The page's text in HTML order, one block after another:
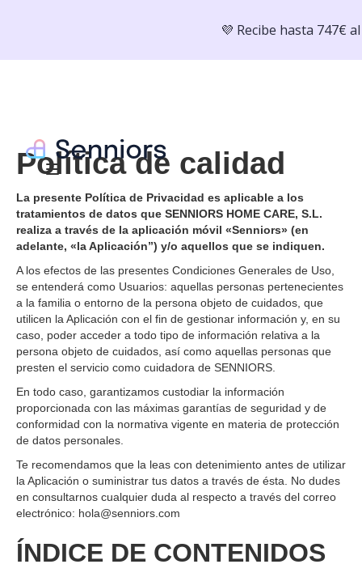
💜 Recibe hasta 747€
Política de calidad
La presente Política de Privacidad es aplicable a los
tratamientos de datos que SENNIORS HOME CARE, S.L.
realiza a través de la aplicación móvil «Senniors» (en
adelante, «la Aplicación”) y/o aquellos que se indiquen.
A los efectos de las presentes Condiciones Generales de Uso,
se entenderá como Usuarios: aquellas personas pertenecientes
a la familia o entorno de la persona objeto de cuidados, que
utilicen la Aplicación con el fin de gestionar información y, en su
caso, poder acceder a todo tipo de información relativa a la
persona objeto de cuidados, así como aquellas personas que
presten el servicio como cuidadora de SENNIORS.
En todo caso, garantizamos custodiar la información
proporcionada con las máximas garantías de seguridad y de
conformidad con la normativa vigente en materia de protección
de datos personales.
Te recomendamos que la leas con detenimiento antes de utilizar
la Aplicación o suministrar tus datos a través de ésta. No dudes
en consultarnos cualquier duda al respecto a través del correo
electrónico: hola@senniors.com
ÍNDICE DE CONTENIDOS